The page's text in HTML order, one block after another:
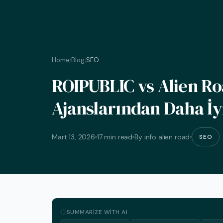
Home/Blog/SEO
ROIPUBLIC vs Alien
Ajanslarından Daha
Mart 13, 2026 17 min read By info alien road SEO
SUMMARIZE WITH AI